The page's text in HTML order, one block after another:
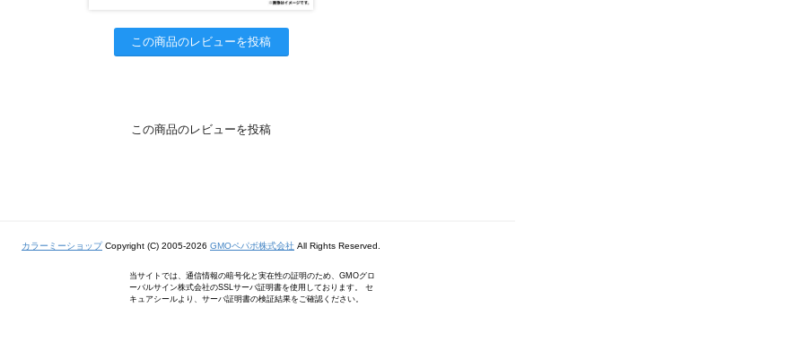
この商品のレビューを投稿
この商品のレビューを投稿
カラーミーショップCopyright (C) 2005-2026 GMOペパボ株式会社 All Rights Reserved.
当サイトでは、通信情報の暗号化と実在性の証明のため、GMOグロ
ーバルサイン株式会社のSSLサーバ証明書を使用しております。 セ
キュアシールより、サーバ証明書の検証結果をご確認ください。